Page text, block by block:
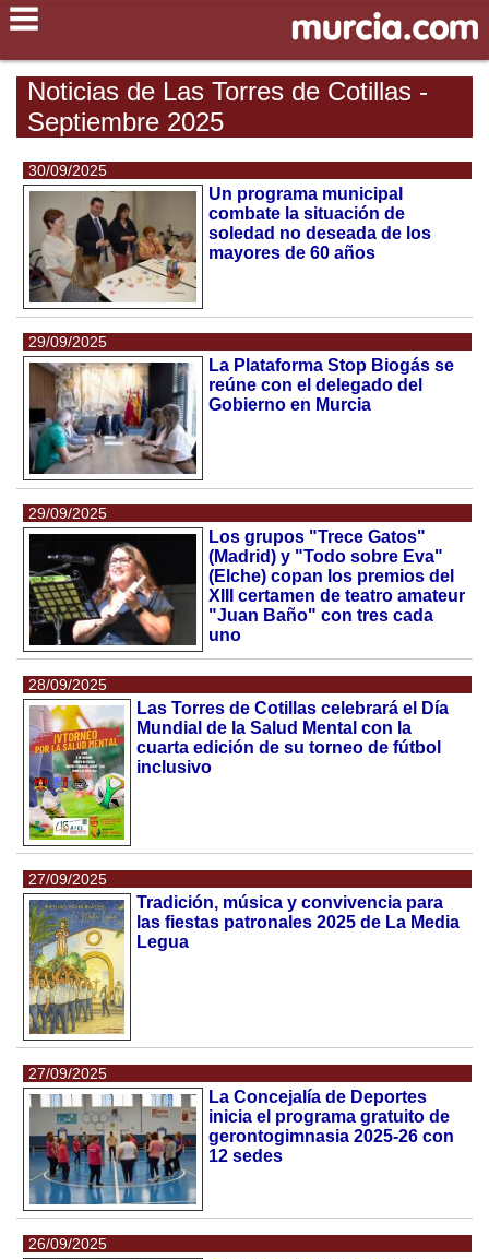
Noticias de Las Torres de Cotillas -
Septiembre 2025
30/09/2025
Un programa municipal
combate la situación de
soledad no deseada de los
mayores de 60 años
29/09/2025
La Plataforma Stop Biogás se
reúne con el delegado del
Gobierno en Murcia
29/09/2025
Los grupos "Trece Gatos"
(Madrid) y "Todo sobre Eva"
(Elche) copan los premios del
XIII certamen de teatro amateur
"Juan Baño" con tres cada
uno
28/09/2025
Las Torres de Cotillas celebrará el Día
Mundial de la Salud Mental con la
cuarta edición de su torneo de fútbol
inclusivo
27/09/2025
Tradición, música y convivencia para
las fiestas patronales 2025 de La Media
Legua
27/09/2025
La Concejalía de Deportes
inicia el programa gratuito de
gerontogimnasia 2025-26 con
12 sedes
26/09/2025